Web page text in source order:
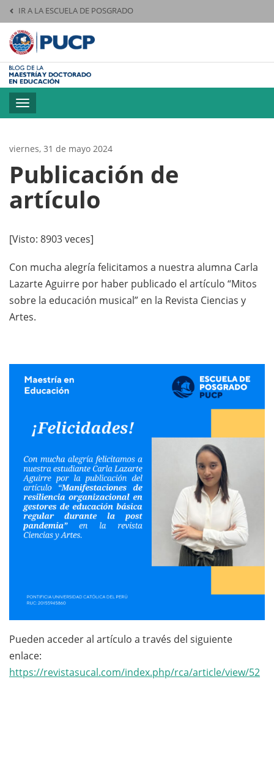
IR A LA ESCUELA DE POSGRADO
Pontificia
Toggle
navigation
viernes, 31 de mayo 2024
Publicación de
artículo
[Visto: 8903 veces]
Con mucha alegría felicitamos a nuestra alumna Carla
Lazarte Aguirre por haber publicado el artículo “Mitos
sobre la educación musical” en la Revista Ciencias y
Artes.
Pueden acceder al artículo a través del siguiente
enlace:
https://revistasucal.com/index.php/rca/article/view/52